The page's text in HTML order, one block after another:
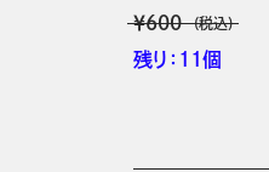
￥600 (税込)
残り：11個